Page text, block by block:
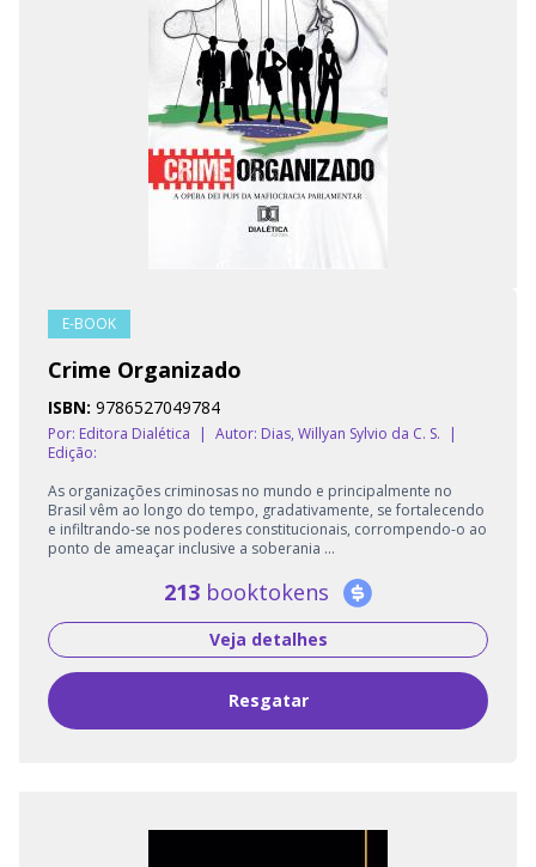
E-BOOK
Crime Organizado
ISBN: 9786527049784
Por: Editora Dialética | Autor: Dias, Willyan Sylvio da C. S.
|
Edição:
As organizações criminosas no mundo e principalmente no
Brasil vêm ao longo do tempo, gradativamente, se fortalecendo
e infiltrando-se nos poderes constitucionais, corrompendo-o ao
ponto de ameaçar inclusive a soberania ...
213 booktokens
Veja detalhes
Resgatar